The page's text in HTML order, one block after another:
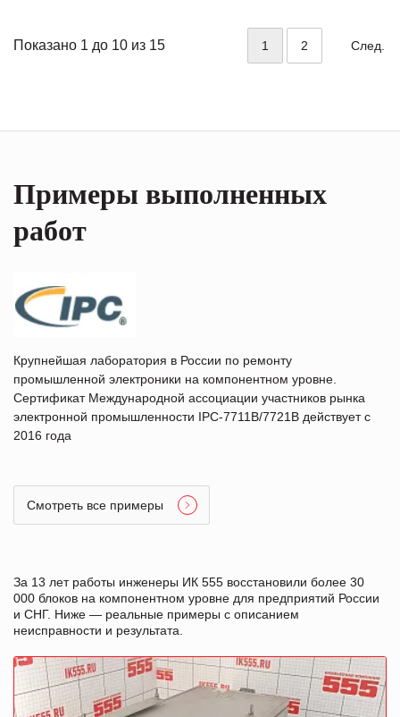
Показано 1 до 10 из 15 1 2 След.
Примеры выполненных
работ
Крупнейшая лаборатория в России по ремонту
промышленной электроники на компонентном уровне.
Сертификат Международной ассоциации участников рынка
электронной промышленности IPC-7711B/7721B действует с
2016 года
Смотреть все примеры
За 13 лет работы инженеры ИК 555 восстановили более 30
000 блоков на компонентном уровне для предприятий России
и СНГ. Ниже — реальные примеры с описанием
неисправности и результата.